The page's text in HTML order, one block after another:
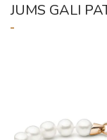
JUMS GALI